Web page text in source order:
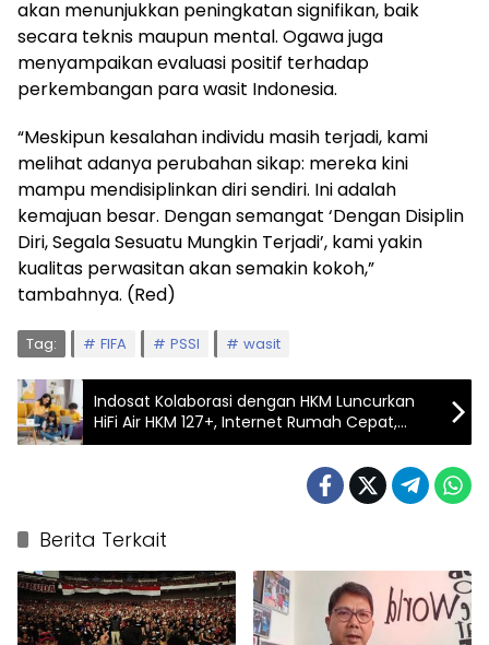
akan menunjukkan peningkatan signifikan, baik
secara teknis maupun mental. Ogawa juga
menyampaikan evaluasi positif terhadap
perkembangan para wasit Indonesia.
“Meskipun kesalahan individu masih terjadi, kami
melihat adanya perubahan sikap: mereka kini
mampu mendisiplinkan diri sendiri. Ini adalah
kemajuan besar. Dengan semangat ‘Dengan Disiplin
Diri, Segala Sesuatu Mungkin Terjadi’, kami yakin
kualitas perwasitan akan semakin kokoh,”
tambahnya. (Red)
Tag: FIFA PSSI wasit
Indosat Kolaborasi dengan HKM Luncurkan
HiFi Air HKM 127+, Internet Rumah Cepat,
Fleksibel dan Hemat
Berita Terkait